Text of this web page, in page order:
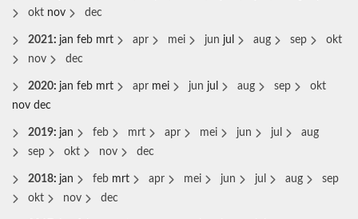
okt nov dec
2021: jan feb mrt apr mei jun jul aug sep
okt
nov
dec
2020: jan feb mrt apr mei jun jul aug sep
okt
nov dec
2019: jan feb mrt apr mei jun jul
aug
sep
okt nov dec
2018: jan feb mrt apr mei jun jul aug
sep
okt
nov dec